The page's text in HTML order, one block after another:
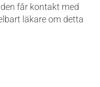
får kontakt med
läkare om detta